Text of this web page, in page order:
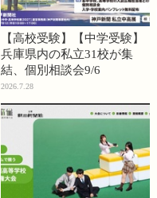
【高校受験】【中学受験】
兵庫県内の私立31校が集
結、個別相談会9/6
2026.7.28